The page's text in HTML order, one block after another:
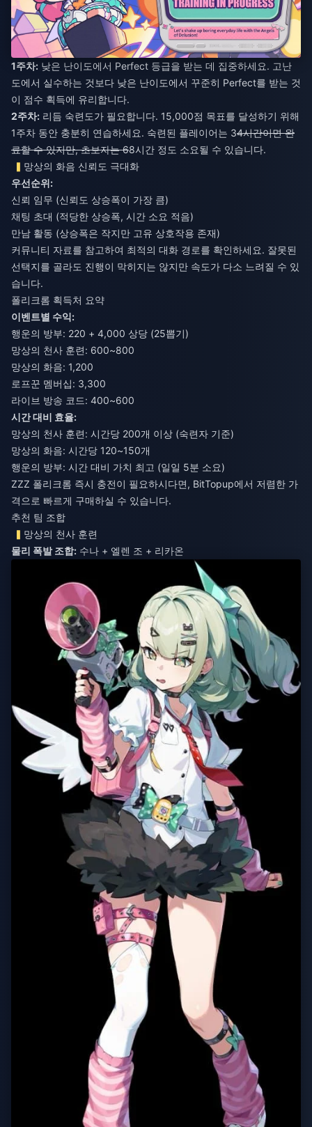
1주차: 낮은 난이도에서 Perfect 등급을 받는 데 집중하세요. 고난
도에서 실수하는 것보다 낮은 난이도에서 꾸준히 Perfect를 받는 것
이 점수 획득에 유리합니다.
2주차: 리듬 숙련도가 필요합니다. 15,000점 목표를 달성하기 위해
1주차 동안 충분히 연습하세요. 숙련된 플레이어는 34시간이면 완
료할 수 있지만, 초보자는 68시간 정도 소요될 수 있습니다.
망상의 화음 신뢰도 극대화
우선순위:
신뢰 임무 (신뢰도 상승폭이 가장 큼)
채팅 초대 (적당한 상승폭, 시간 소요 적음)
만남 활동 (상승폭은 작지만 고유 상호작용 존재)
커뮤니티 자료를 참고하여 최적의 대화 경로를 확인하세요. 잘못된
선택지를 골라도 진행이 막히지는 않지만 속도가 다소 느려질 수 있
습니다.
폴리크롬 획득처 요약
이벤트별 수익:
행운의 방부: 220 + 4,000 상당 (25뽑기)
망상의 천사 훈련: 600~800
망상의 화음: 1,200
로프꾼 멤버십: 3,300
라이브 방송 코드: 400~600
시간 대비 효율:
망상의 천사 훈련: 시간당 200개 이상 (숙련자 기준)
망상의 화음: 시간당 120~150개
행운의 방부: 시간 대비 가치 최고 (일일 5분 소요)
ZZZ 폴리크롬 즉시 충전이 필요하시다면, BitTopup에서 저렴한 가
격으로 빠르게 구매하실 수 있습니다.
추천 팀 조합
망상의 천사 훈련
물리 폭발 조합: 수나 + 엘렌 조 + 리카온